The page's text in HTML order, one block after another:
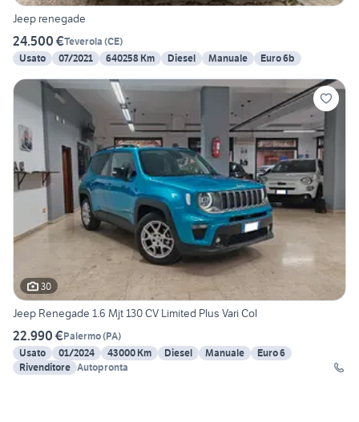
Jeep renegade
24.500 €Teverola (CE)
Usato
07/2021 640258 Km Diesel Manuale Euro 6b
30
Jeep Renegade 1.6 Mjt 130 CV Limited Plus Vari Col
22.990 €Palermo(PA)
Usato
01/2024 43000 Km Diesel Manuale
Euro 6
Rivenditore Autopronta